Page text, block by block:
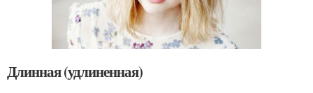
Длинная (удлиненная)